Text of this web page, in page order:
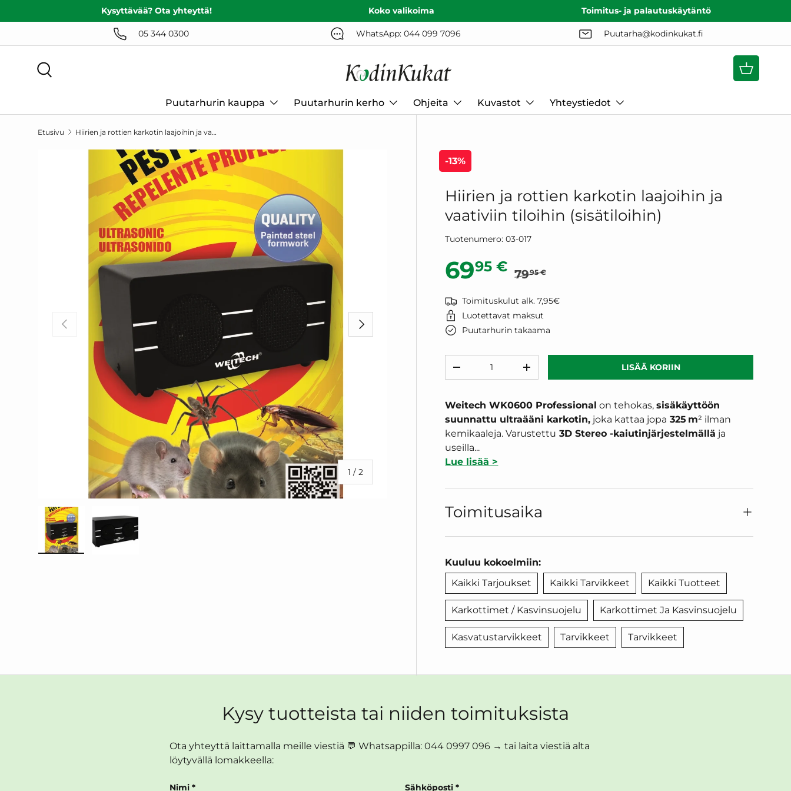
SIIRRY SISÄLTÖÖN
Kysyttävää? Ota yhteyttä! Koko valikoima Toimitus- ja palautuskäytäntö
05 344 0300 WhatsApp: 044 099 7096 Puutarha@kodinkukat.fi
Ostoskori
Puutarhurin kauppa Puutarhurin kerho Ohjeita Kuvastot Yhteystiedot
Etusivu Hiirien ja rottien karkotin laajoihin ja vaativiin tiloihin (sisätiloihin)
SIIRRY TUOTETIETOIHIN
EDELLINEN
1 //2
SEURAAVA
-13%
Hiirien ja rottien karkotin laajoihin ja
vaativiin tiloihin (sisätiloihin)
Tuotenumero: 03-017
Alennushinta
6995 € 7995 €
Toimituskulut alk. 7,95€
Luotettavat maksut
Puutarhurin takaama
VÄHENNÄ MÄÄRÄÄLISÄÄ MÄÄRÄÄ LISÄÄ KORIIN
Weitech WK0600 Professional on tehokas,sisäkäyttöön
suunnattu ultraääni karkotin, joka kattaa jopa 325 m² ilman
kemikaaleja. Varustettu 3D Stereo -kaiutinjärjestelmällä ja
useilla...
Lue lisää >
Toimitusaika
Kuuluu kokoelmiin:
Kaikki Tarjoukset
Kaikki Tarvikkeet Kaikki Tuotteet
Karkottimet / Kasvinsuojelu Karkottimet Ja Kasvinsuojelu
Kasvatustarvikkeet Tarvikkeet Tarvikkeet
Kysy tuotteista tai niiden toimituksista
Ota yhteyttä laittamalla meille viestiä 💬 Whatsappilla: 044 0997 096 → tai laita viestiä alta
löytyvällä lomakkeella:
Nimi Sähköposti